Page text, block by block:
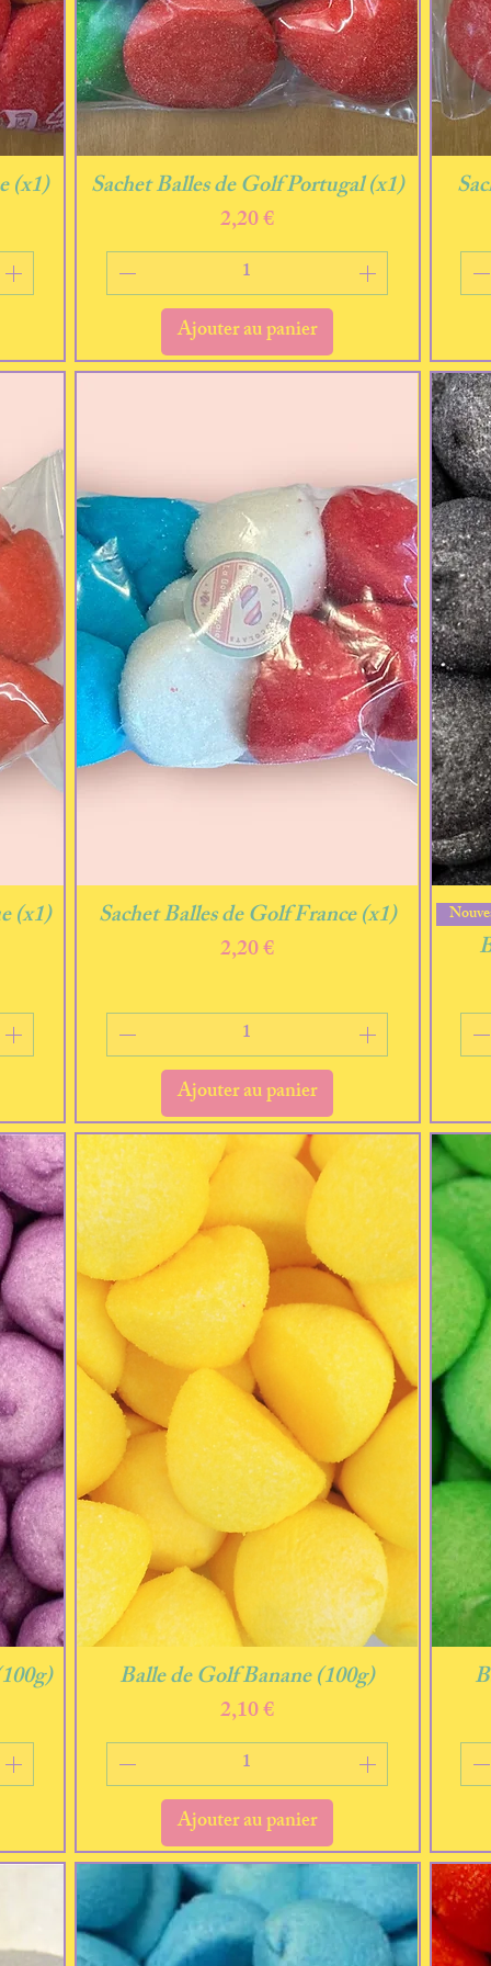
(x1)
Aperçu rapide
Sachet Balles de Golf Portugal (x1)
Prix
2,20 €
Ajouter au panier
(x1)
Aperçu rapide
Sachet Balles de Golf France (x1)
Prix
2,20 €
Ajouter au panier
Aperçu rapide
Balle de Golf Banane (100g)
Prix
2,10 €
Ajouter au panier